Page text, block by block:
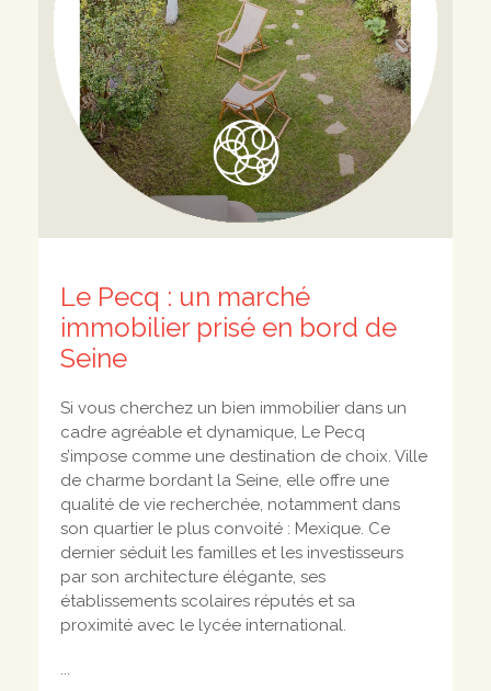
Le Pecq : un marché
immobilier prisé en bord de
Seine
Si vous cherchez un bien immobilier dans un
cadre agréable et dynamique, Le Pecq
s’impose comme une destination de choix. Ville
de charme bordant la Seine, elle offre une
qualité de vie recherchée, notamment dans
son quartier le plus convoité : Mexique. Ce
dernier séduit les familles et les investisseurs
par son architecture élégante, ses
établissements scolaires réputés et sa
proximité avec le lycée international.
...